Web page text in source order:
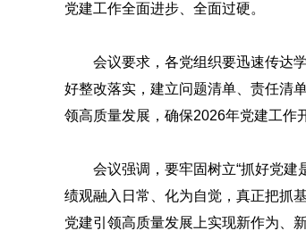
党建工作全面进步、全面过硬。
会议要求，各党组织要迅速传达
好整改落实，建立问题清单、责任清
领高质量发展，确保2026年党建工作
会议强调，要牢固树立“抓好党
绩观融入日常、化为自觉，真正把抓
党建引领高质量发展上实现新作为、